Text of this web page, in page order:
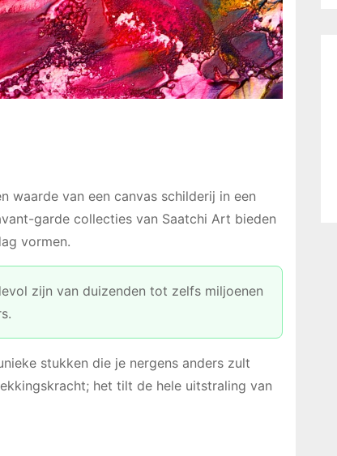
waarde van een canvas schilderij in een
garde collecties van Saatchi Art bieden
vormen.
zijn van duizenden tot zelfs miljoenen
stukken die je nergens anders zult
het tilt de hele uitstraling van